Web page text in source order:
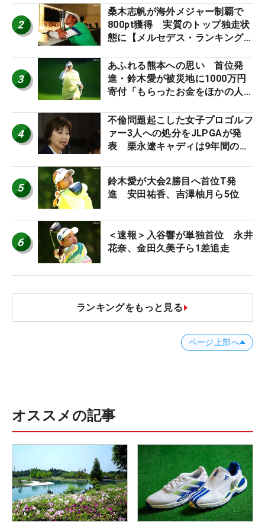
2
桑木志帆が海外メジャー制覇で
800pt獲得 実質のトップ独走状
態に【メルセデス・ランキング番
3
あふれる熊本への思い 首位発
進・鈴木愛が被災地に1000万円
寄付「もらったお金をほかの人
4
不倫問題起こした女子プロゴルフ
ァー3人への処分をJLPGAが発
表 栗永遼キャディは9年間の立
5
鈴木愛が大会2勝目へ首位T発
進 安田祐香、吉澤柚月ら5位
6
＜速報＞入谷響が単独首位 永井
花奈、金田久美子ら1差追走
ランキングをもっと見る
ページ上部へ
オススメの記事